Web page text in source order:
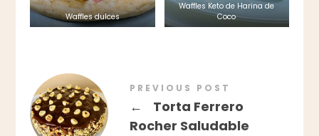
Waffles dulces
Waffles Keto de Harina de
Coco
PREVIOUS POST
←
Torta Ferrero
Rocher Saludable